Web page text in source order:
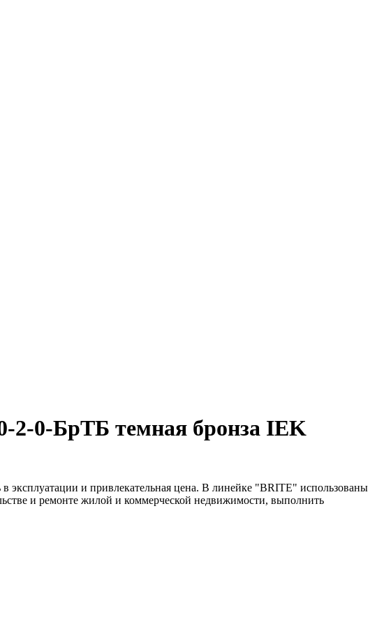
0-БрТБ темная бронза IEK
эксплуатации и привлекательная цена. В линейке "BRITE" использованы
и ремонте жилой и коммерческой недвижимости, выполнить